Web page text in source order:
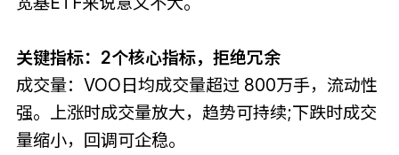
关键指标：2个核心指标，拒绝冗余
成交量：VOO日均成交量超过 800万手，流动性
强。上涨时成交量放大，趋势可持续;下跌时成交
量缩小，回调可企稳。